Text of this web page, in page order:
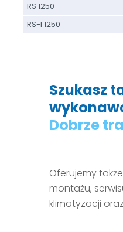
RS 1250
RS-I 1250
Szukasz
Dobrze
Oferujemy
montażu,
klimatyzacji